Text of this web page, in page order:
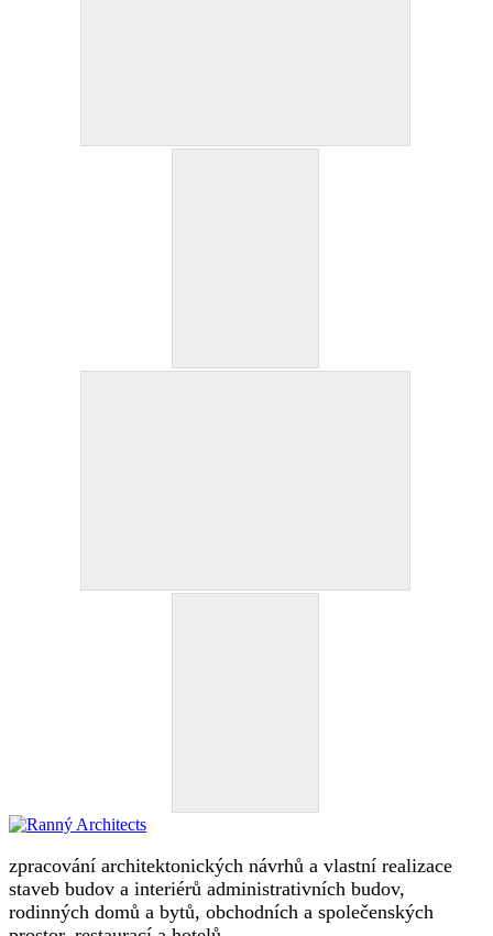
zpracování architektonických návrhů a vlastní realizace
staveb budov a interiérů administrativních budov,
rodinných domů a bytů, obchodních a společenských